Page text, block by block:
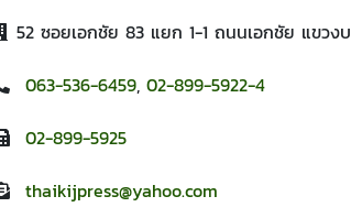
52 ซอยเอกชัย 83 แยก 1-1 ถนนเอกชัย แขวง
063-536-6459, 02-899-5922-4
02-899-5925
thaikijpress@yahoo.com